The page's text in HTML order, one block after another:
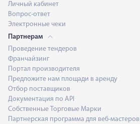
Личный кабинет
Вопрос-ответ
Электронные чеки
Партнерам
Проведение тендеров
Франчайзинг
Портал производителя
Предложите нам площади в аренду
Отбор поставщиков
Документация по API
Собственные Торговые Марки
Партнерская программа для веб-мастеров